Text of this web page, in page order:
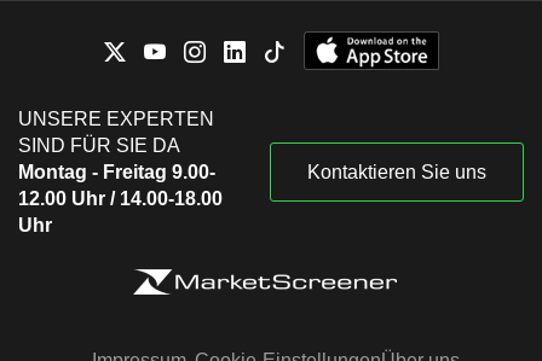
UNSERE EXPERTEN
SIND FÜR SIE DA
Montag - Freitag 9.00-
12.00 Uhr / 14.00-18.00
Uhr
Kontaktieren Sie uns